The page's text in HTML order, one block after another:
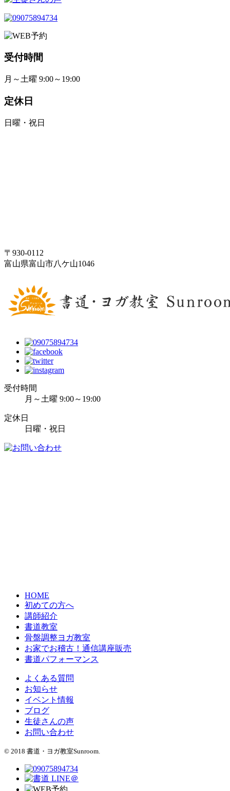
受付時間
月～土曜 9:00～19:00
定休日
日曜・祝日
〒930-0112
富山県富山市八ケ山1046
受付時間
月～土曜 9:00～19:00
定休日
日曜・祝日
HOME
初めての方へ
講師紹介
書道教室
骨盤調整ヨガ教室
お家でお稽古！通信講座販売
書道パフォーマンス
よくある質問
お知らせ
イベント情報
ブログ
生徒さんの声
お問い合わせ
© 2018 書道・ヨガ教室Sunroom.